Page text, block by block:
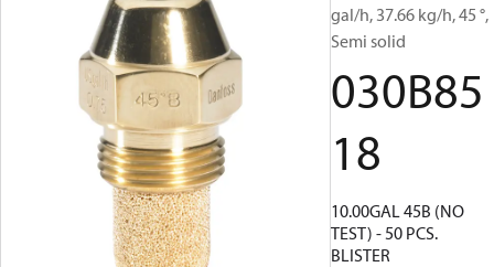
gal/h, 37.66 kg/h, 45 °,
Semi solid
030B85
18
10.00GAL 45B (NO
TEST) - 50 PCS.
BLISTER